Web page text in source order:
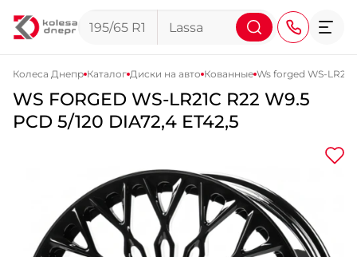
+38 (068) 911-911-4
+38 (095) 276-44-44
+38 (067) 911-14-14
- на Щепкина
Колеса Днепр Каталог Диски на авто Кованные Ws forged WS-LR21C
WS FORGED WS-LR21C R22 W9.5
PCD 5/120 DIA72,4 ET42,5